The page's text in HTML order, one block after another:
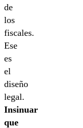
de
los
fiscales.
Ese
es
el
diseño
legal.
Insinuar
que